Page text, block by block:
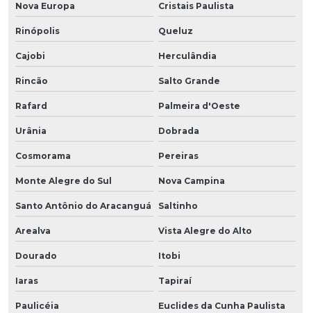
Nova Europa Cristais Paulista
Rinópolis Queluz
Cajobi Herculândia
Rincão Salto Grande
Rafard Palmeira d'Oeste
Urânia Dobrada
Cosmorama Pereiras
Monte Alegre do Sul Nova Campina
Santo Antônio do Aracanguá Saltinho
Arealva Vista Alegre do Alto
Dourado Itobi
Iaras Tapiraí
Paulicéia Euclides da Cunha Paulista